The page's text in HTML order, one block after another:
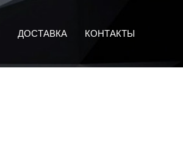
ДОСТАВКА КОНТАКТЫ